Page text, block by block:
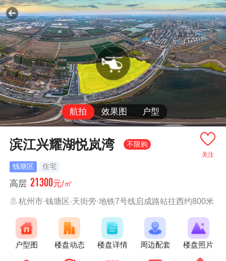
航拍 效果图 户型
关注
滨江兴耀湖悦岚湾 不限购
钱塘区 住宅
高层 21300元/㎡
杭州市·钱塘区·天街旁·地铁7号线启成路站往西约800米
户型图 楼盘动态 楼盘详情 周边配套 楼盘照片